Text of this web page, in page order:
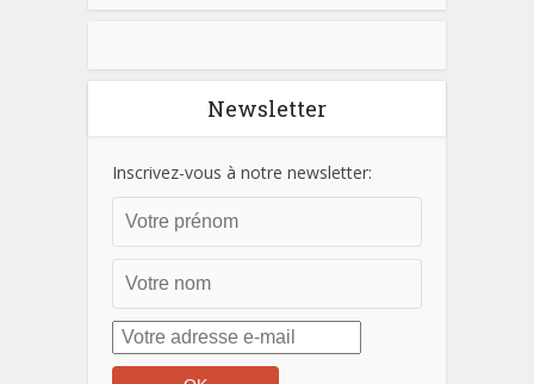
Newsletter
Inscrivez-vous à notre newsletter: